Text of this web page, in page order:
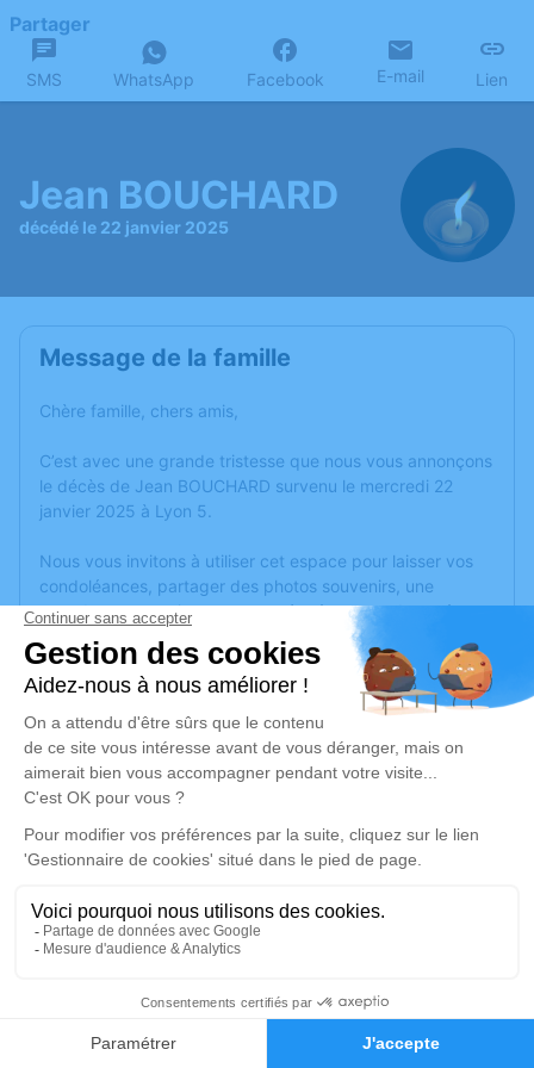
Faire-part Hommages
Partager
SMS WhatsApp Facebook E-mail Lien
Jean BOUCHARD
décédé le 22 janvier 2025
Message de la famille
Chère famille, chers amis,
C’est avec une grande tristesse que nous vous annonçons
le décès de Jean BOUCHARD survenu le mercredi 22
janvier 2025 à Lyon 5.
Nous vous invitons à utiliser cet espace pour laisser vos
condoléances, partager des photos souvenirs, une
anecdote ou exprimer vos pensées à travers des poèmes
ou des textes. Cet endroit est un lieu d'expression dédié à
honorer la mémoire de Jean BOUCHARD.
Un service de plantation d’arbre hommage estdisponible
lundi 27 janvier 2025 à 15h00
69290 Pollionnay
Je rends hommage